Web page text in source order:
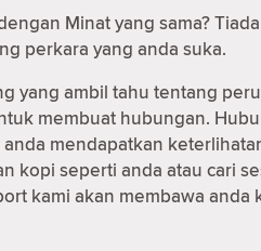
Minat yang sama?
perkara yang anda suka.
yang ambil tahu tentang
membuat hubungan.
mendapatkan
kopi seperti anda atau cari
kami akan membawa anda